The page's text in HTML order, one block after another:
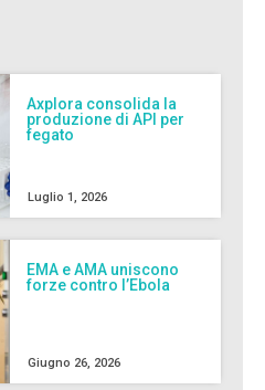
Axplora consolida la
produzione di API per
fegato
Luglio 1, 2026
EMA e AMA uniscono
forze contro l’Ebola
Giugno 26, 2026